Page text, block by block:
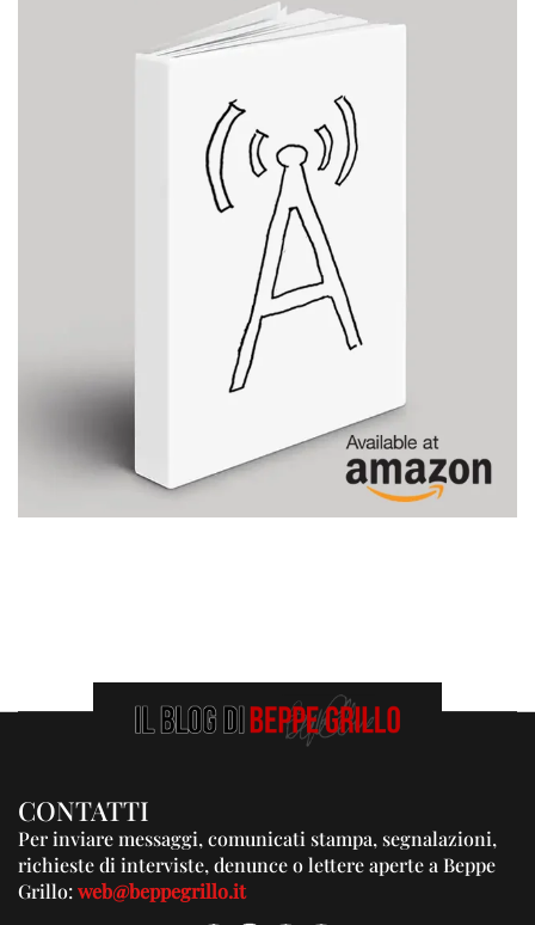
CONTATTI
Per inviare messaggi, comunicati stampa, segnalazioni,
richieste di interviste, denunce o lettere aperte a Beppe
Grillo:web@beppegrillo.it